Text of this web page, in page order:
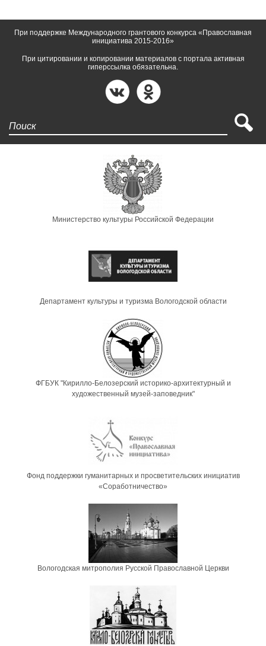
При поддержке Международного грантового конкурса «Православная
инициатива 2015-2016»
При цитировании и копировании материалов с портала активная
гиперссылка обязательна.
Министерство культуры Российской Федерации
Департамент культуры и туризма Вологодской области
ФГБУК "Кирилло-Белозерский историко-архитектурный и
художественный музей-заповедник"
Фонд поддержки гуманитарных и просветительских инициатив
«Соработничество»
Вологодская митрополия Русской Православной Церкви